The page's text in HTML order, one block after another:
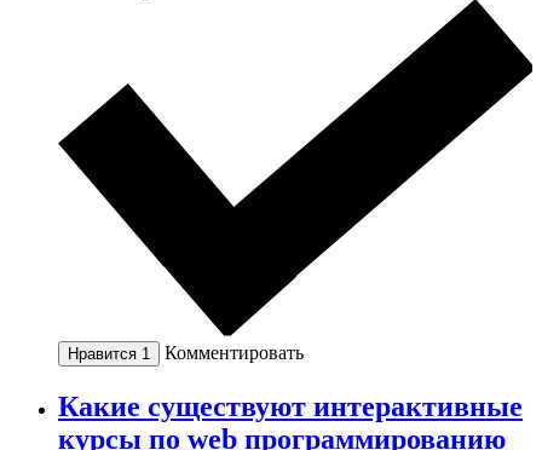
Нравится 1 Комментировать
Какие существуют интерактивные
курсы по web программированию